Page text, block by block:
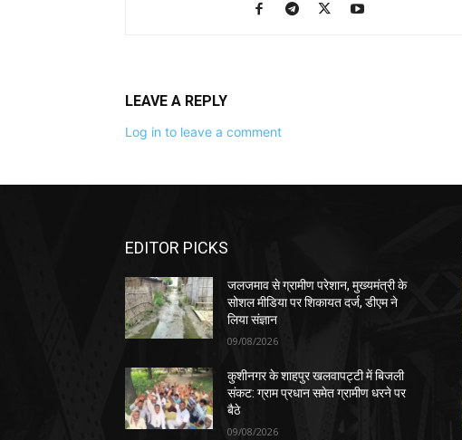
LEAVE A REPLY
Log in to leave a comment
EDITOR PICKS
जलजमाव से ग्रामीण परेशान, मुख्यमंत्री के
सोशल मीडिया पर शिकायत दर्ज, डीएम ने
लिया संज्ञान
09/08/2026
कुशीनगर के शाहपुर खलवापट्टी में बिजली
संकट: ग्राम प्रधान समेत ग्रामीण धरने पर
बैठे
09/08/2026